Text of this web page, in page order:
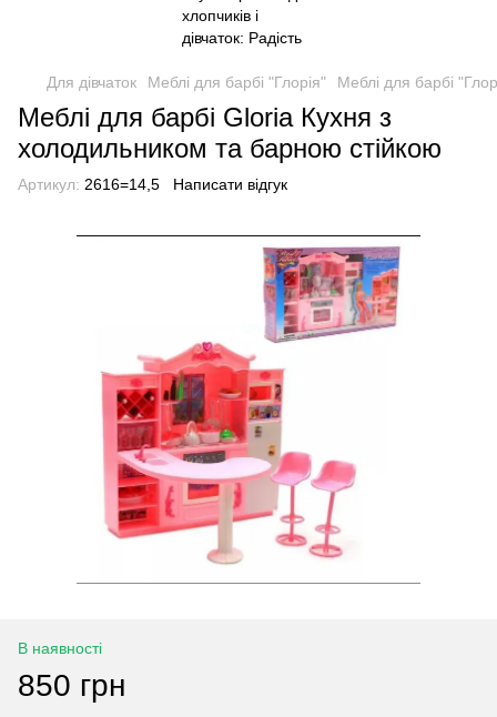
Для дівчаток Меблі для барбі "Глорія" Меблі для барбі
Меблі для барбі Gloria Кухня з
холодильником та барною стійкою
Артикул: 2616=14,5 Написати відгук
В наявності
850 грн